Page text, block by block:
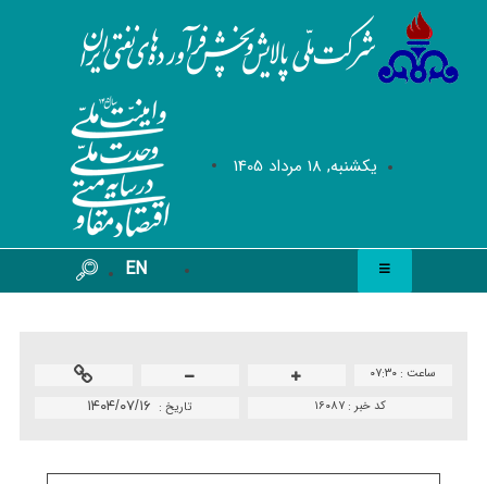
يکشنبه, 18 مرداد 1405
EN
ساعت : ۰۷:۳۰
تاريخ : ۱۴۰۴/۰۷/۱۶ کد خبر :۱۶۰۸۷